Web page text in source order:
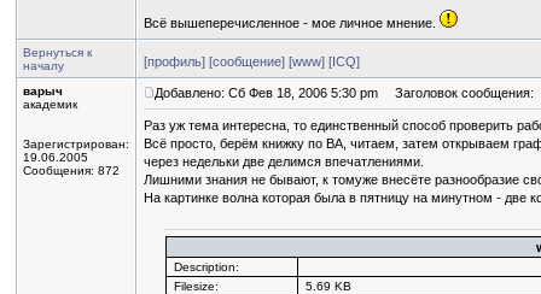
Всё вышеперечисленное - мое личное мнение.
Вернуться к
началу
[профиль] [сообщение] [www] [ICQ]
варыч
академик
Зарегистрирован:
19.06.2005
Сообщения: 872
Добавлено: Сб Фев 18, 2006 5:30 pm Заголовок сообщения:
Раз уж тема интересна, то единственный способ проверить
Всё просто, берём книжку по ВА, читаем, затем открываем
через недельки две делимся впечатлениями.
Лишними знания не бывают, к томуже внесёте разнообразие
На картинке волна которая была в пятницу на минутном - две
Description:
Filesize:
5.69 KB